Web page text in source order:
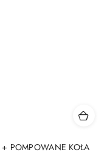
POMPOWANE KOŁA